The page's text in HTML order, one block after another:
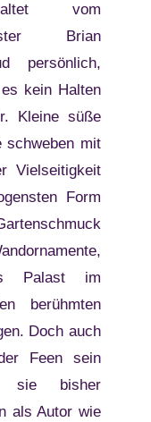
vom
Brian
persönlich,
kein Halten
Kleine süße
schweben mit
Vielseitigkeit
Form
Palast im
berühmten
Doch auch
Feen sein
sie bisher
als Autor wie